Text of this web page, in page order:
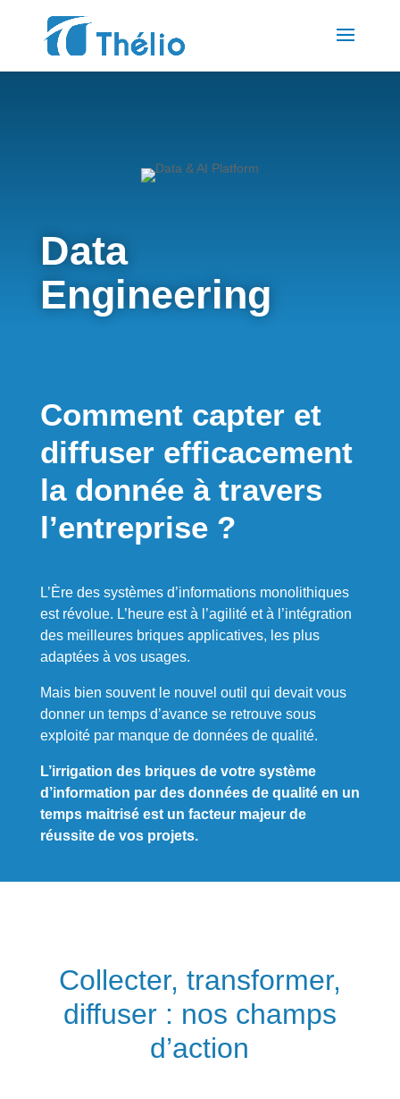
Data
Engineering
Comment capter et
diffuser efficacement
la donnée à travers
l’entreprise ?
L’Ère des systèmes d’informations monolithiques
est révolue. L’heure est à l’agilité et à l’intégration
des meilleures briques applicatives, les plus
adaptées à vos usages.
Mais bien souvent le nouvel outil qui devait vous
donner un temps d’avance se retrouve sous
exploité par manque de données de qualité.
L’irrigation des briques de votre système
d’information par des données de qualité en un
temps maitrisé est un facteur majeur de
réussite de vos projets.
Collecter, transformer,
diffuser : nos champs
d’action